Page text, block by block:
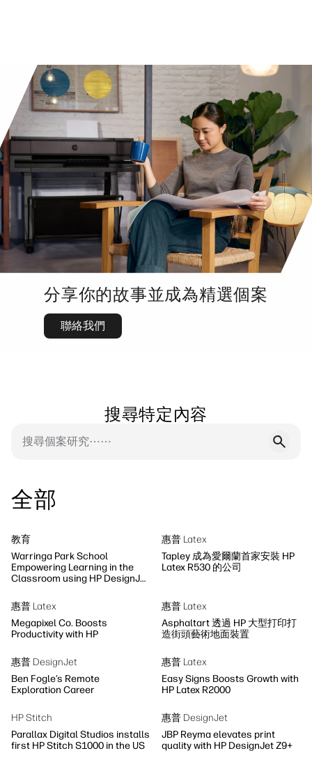
分享你的故事並成為精選個案
聯絡我們
搜尋特定內容
全部
教育
Warringa Park School
Empowering Learning in the
Classroom using HP DesignJet
惠普 Latex
Tapley 成為愛爾蘭首家安裝 HP
Latex R530 的公司
惠普 Latex
Megapixel Co. Boosts
Productivity with HP
惠普 Latex
Asphaltart 透過 HP 大型打印打
造街頭藝術地面裝置
惠普 DesignJet
Ben Fogle’s Remote
Exploration Career
惠普 Latex
Easy Signs Boosts Growth with
HP Latex R2000
HP Stitch
Parallax Digital Studios installs
first HP Stitch S1000 in the US
惠普 DesignJet
JBP Reyma elevates print
quality with HP DesignJet Z9+